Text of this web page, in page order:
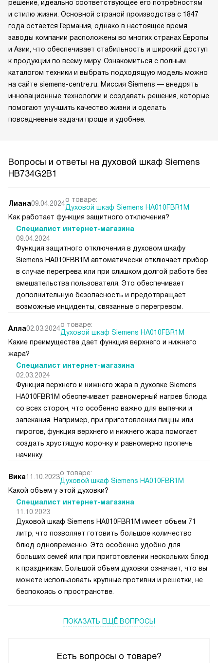
решение, идеально соответствующее его потребностям
и стилю жизни. Основной страной производства с 1847
года остается Германия, однако в настоящее время
заводы компании расположены во многих странах Европы
и Азии, что обеспечивает стабильность и широкий доступ
к продукции по всему миру. Ознакомиться с полным
каталогом техники и выбрать подходящую модель можно
на сайте siemens-centre.ru. Миссия Siemens — внедрять
инновационные технологии и создавать решения, которые
помогают улучшить качество жизни и сделать
повседневные задачи проще и удобнее.
Вопросы и ответы на духовой шкаф Siemens
HB734G2B1
Есть вопросы о товаре?
Лиана09.04.2024о товаре:
Духовой шкаф Siemens HA010FBR1M
Как работает функция защитного отключения?
Специалист интернет-магазина
09.04.2024
Функция защитного отключения в духовом шкафу
Siemens HA010FBR1M автоматически отключает прибор
в случае перегрева или при слишком долгой работе без
вмешательства пользователя. Это обеспечивает
дополнительную безопасность и предотвращает
возможные инциденты, связанные с перегревом.
Алла02.03.2024о товаре:
Духовой шкаф Siemens HA010FBR1M
Какие преимущества дает функция верхнего и нижнего
жара?
Специалист интернет-магазина
02.03.2024
Функция верхнего и нижнего жара в духовке Siemens
HA010FBR1M обеспечивает равномерный нагрев блюда
со всех сторон, что особенно важно для выпечки и
запекания. Например, при приготовлении пиццы или
пирогов, функция верхнего и нижнего жара помогает
создать хрустящую корочку и равномерно пропечь
начинку.
Вика11.10.2023о товаре:
Духовой шкаф Siemens HA010FBR1M
Какой объем у этой духовки?
Специалист интернет-магазина
11.10.2023
Духовой шкаф Siemens HA010FBR1M имеет объем 71
литр, что позволяет готовить большое количество
блюд одновременно. Это особенно удобно для
больших семей или при приготовлении нескольких блюд
к праздникам. Большой объем духовки означает, что вы
можете использовать крупные противни и решетки, не
беспокоясь о пространстве.
ПОКАЗАТЬ ЕЩЁ ВОПРОСЫ